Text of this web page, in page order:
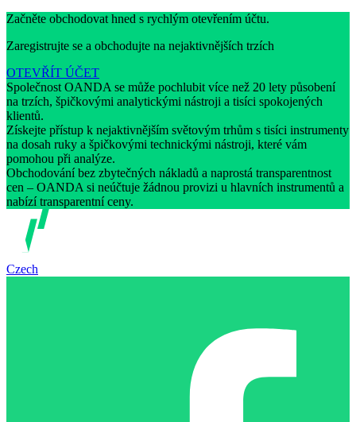
Začněte obchodovat hned s rychlým otevřením účtu.
Zaregistrujte se a obchodujte na nejaktivnějších trzích
OTEVŘÍT ÚČET
Společnost OANDA se může pochlubit více než 20 lety působení
na trzích, špičkovými analytickými nástroji a tisíci spokojených
klientů.
Získejte přístup k nejaktivnějším světovým trhům s tisíci instrumenty
na dosah ruky a špičkovými technickými nástroji, které vám
pomohou při analýze.
Obchodování bez zbytečných nákladů a naprostá transparentnost
cen – OANDA si neúčtuje žádnou provizi u hlavních instrumentů a
nabízí transparentní ceny.
Czech